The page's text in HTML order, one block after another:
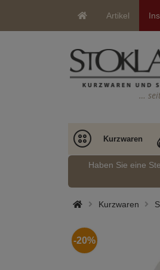
Artikel
…
Kurzwaren
Haben Sie eine
Kurzwaren
-20%